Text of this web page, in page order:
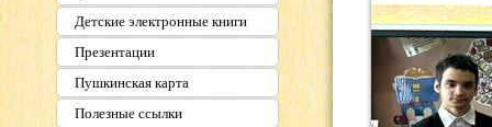
Детские электронные книги
Презентации
Пушкинская карта
Полезные ссылки